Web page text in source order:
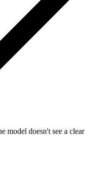
model doesn't see a clear